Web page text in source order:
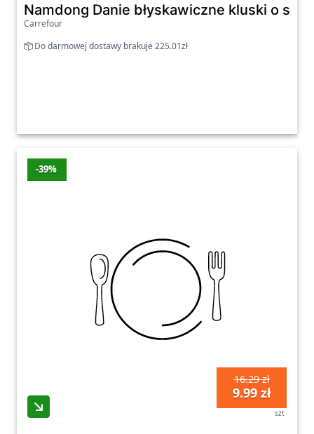
Namdong Danie błyskawiczne kluski o
Carrefour
Do darmowej dostawy brakuje 225.01zł
-39%
16.29 zł
9.99 zł
szt